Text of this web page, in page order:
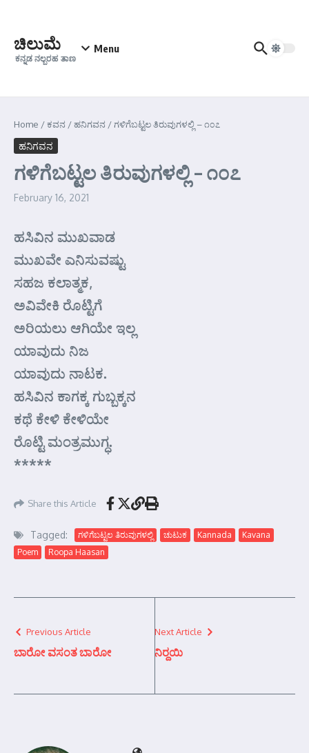
ಚಿಲುಮೆ
ಕನ್ನಡ ನಲ್ಬರಹ ತಾಣ
Menu
Home /ಕವನ /ಹನಿಗವನ /ಗಳಿಗೆಬಟ್ಟಲ ತಿರುವುಗಳಲ್ಲಿ – ೧೦೭
ಹನಿಗವನ
ಗಳಿಗೆಬಟ್ಟಲ ತಿರುವುಗಳಲ್ಲಿ – ೧೦೭
February 16, 2021
ಹಸಿವಿನ ಮುಖವಾಡ
ಮುಖವೇ ಎನಿಸುವಷ್ಟು
ಸಹಜ ಕಲಾತ್ಮಕ,
ಅವಿವೇಕಿ ರೊಟ್ಟಿಗೆ
ಅರಿಯಲು ಆಗಿಯೇ ಇಲ್ಲ
ಯಾವುದು ನಿಜ
ಯಾವುದು ನಾಟಕ.
ಹಸಿವಿನ ಕಾಗಕ್ಕ ಗುಬ್ಬಕ್ಕನ
ಕಥೆ ಕೇಳಿ ಕೇಳಿಯೇ
ರೊಟ್ಟಿ ಮಂತ್ರಮುಗ್ಧ.
*****
Share this Article
Tagged: ಗಳಿಗೆಬಟ್ಟಲ ತಿರುವುಗಳಲ್ಲಿ ಚುಟುಕ Kannada
Kavana
Poem
Roopa Haasan
Previous Article
ಬಾರೋ ವಸಂತ ಬಾರೋ
Next Article
ನಿರ್‍ದಯಿ